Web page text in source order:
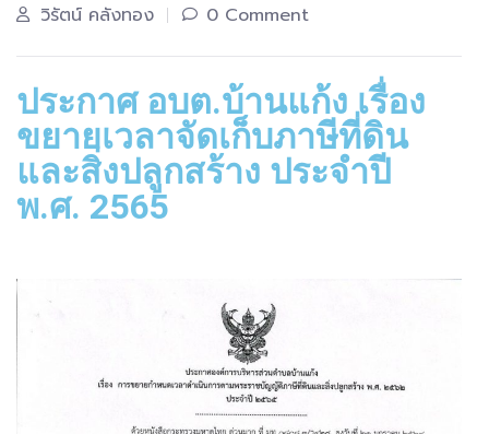
วิรัตน์ คลังทอง 0 Comment
ประกาศ อบต.บ้านแก้ง เรื่อง
ขยายเวลาจัดเก็บภาษีที่ดิน
และสิ่งปลูกสร้าง ประจำปี
พ.ศ. 2565